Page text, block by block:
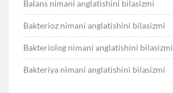
Balans nimani anglatishini bilasizmi
Bakterioz nimani anglatishini bilasizmi
Bakteriolog nimani anglatishini bilasizmi
Bakteriya nimani anglatishini bilasizmi